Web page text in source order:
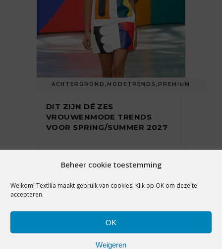
Beheer cookie toestemming
Welkom! Textilia maakt gebruik van cookies. Klik op OK om deze te
accepteren.
OK
Weigeren
ACHTERGROND , MODETRENDS , PREMIUM
DIT ZIJN DÉ ZES
VROUWENMODE TRENDS
VOOR SPRING/SUMMER 2027
3 augustus 2026